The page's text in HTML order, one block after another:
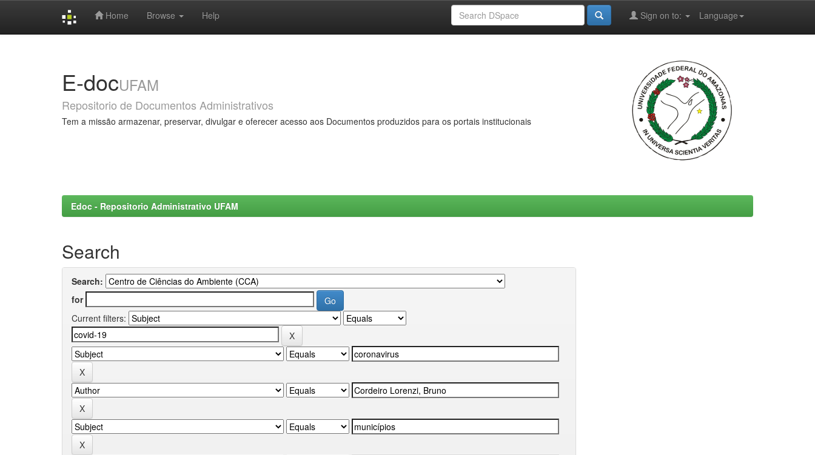
Home Browse Help Language
Sign on to:
E-docUFAM
Repositorio de Documentos Administrativos
Tem a missão armazenar, preservar, divulgar e oferecer acesso aos Documentos produzidos para os portais institucionais
Edoc - Repositorio Administrativo UFAM
Search
Search:
for
Current filters: